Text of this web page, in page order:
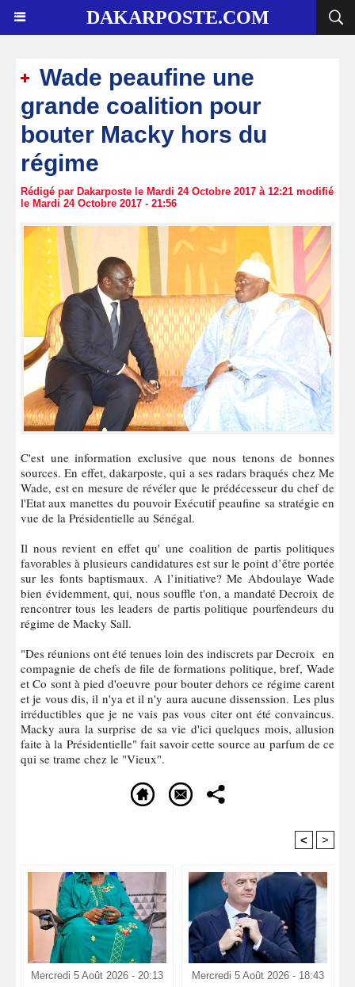
DAKARPOSTE.COM
Wade peaufine une
grande coalition pour
bouter Macky hors du
régime
Rédigé par Dakarposte le Mardi 24 Octobre 2017 à 12:21 modifié
le Mardi 24 Octobre 2017 - 21:56
C'est une information exclusive que nous tenons de bonnes
sources. En effet, dakarposte, qui a ses radars braqués chez Me
Wade, est en mesure de révéler que le prédécesseur du chef de
l'Etat aux manettes du pouvoir Exécutif peaufine sa stratégie en
vue de la Présidentielle au Sénégal.
Il nous revient en effet qu' une coalition de partis politiques
favorables à plusieurs candidatures est sur le point d’être portée
sur les fonts baptismaux. A l’initiative? Me Abdoulaye Wade
bien évidemment, qui, nous souffle t'on, a mandaté Decroix de
rencontrer tous les leaders de partis politique pourfendeurs du
régime de Macky Sall.
"Des réunions ont été tenues loin des indiscrets par Decroix en
compagnie de chefs de file de formations politique, bref, Wade
et Co sont à pied d'oeuvre pour bouter dehors ce régime carent
et je vous dis, il n'ya et il n'y aura aucune dissenssion. Les plus
irréductibles que je ne vais pas vous citer ont été convaincus.
Macky aura la surprise de sa vie d'ici quelques mois, allusion
faite à la Présidentielle" fait savoir cette source au parfum de ce
qui se trame chez le "Vieux".
< >
Mercredi 5 Août 2026 - 20:13 Mercredi 5 Août 2026 - 18:43